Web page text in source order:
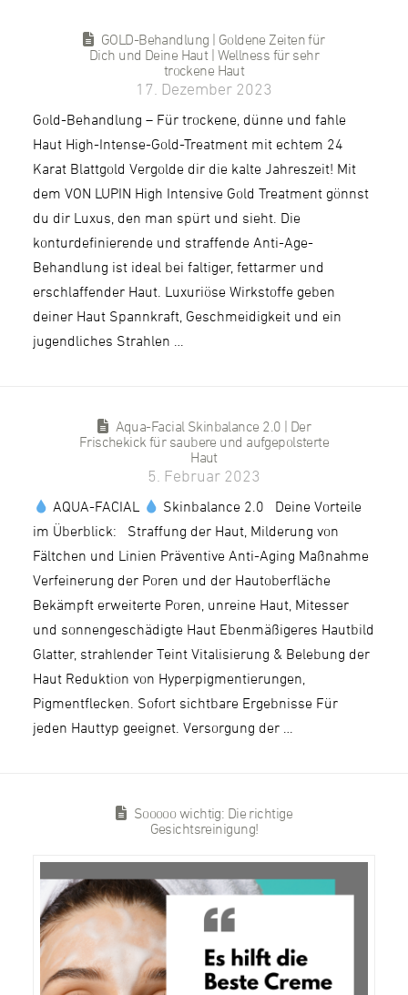
GOLD-Behandlung | Goldene Zeiten für
Dich und Deine Haut | Wellness für sehr
trockene Haut
17. Dezember 2023
Gold-Behandlung – Für trockene, dünne und fahle
Haut High-Intense-Gold-Treatment mit echtem 24
Karat Blattgold Vergolde dir die kalte Jahreszeit! Mit
dem VON LUPIN High Intensive Gold Treatment gönnst
du dir Luxus, den man spürt und sieht. Die
konturdefinierende und straffende Anti-Age-
Behandlung ist ideal bei faltiger, fettarmer und
erschlaffender Haut. Luxuriöse Wirkstoffe geben
deiner Haut Spannkraft, Geschmeidigkeit und ein
jugendliches Strahlen …
Aqua-Facial Skinbalance 2.0 | Der
Frischekick für saubere und aufgepolsterte
Haut
5. Februar 2023
AQUA-FACIAL
Skinbalance 2.0 Deine Vorteile
im Überblick: Straffung der Haut, Milderung von
Fältchen und Linien Präventive Anti-Aging Maßnahme
Verfeinerung der Poren und der Hautoberfläche
Bekämpft erweiterte Poren, unreine Haut, Mitesser
und sonnengeschädigte Haut Ebenmäßigeres Hautbild
Glatter, strahlender Teint Vitalisierung & Belebung der
Haut Reduktion von Hyperpigmentierungen,
Pigmentflecken. Sofort sichtbare Ergebnisse Für
jeden Hauttyp geeignet. Versorgung der …
Sooooo wichtig: Die richtige
Gesichtsreinigung!